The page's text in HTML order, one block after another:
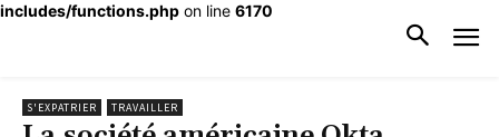
includes/functions.php on line 6170
S'EXPATRIER TRAVAILLER